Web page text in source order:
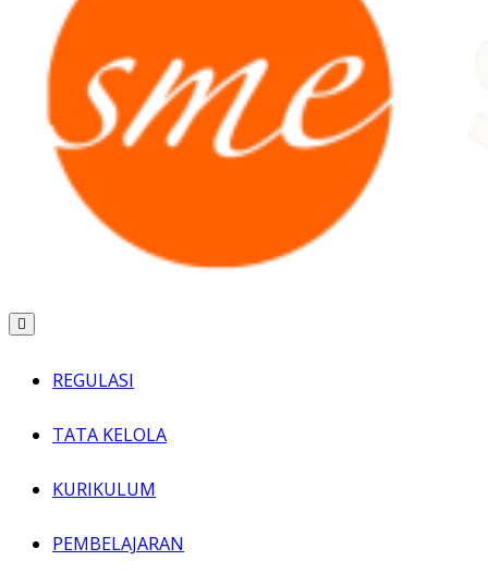
REGULASI
TATA KELOLA
KURIKULUM
PEMBELAJARAN